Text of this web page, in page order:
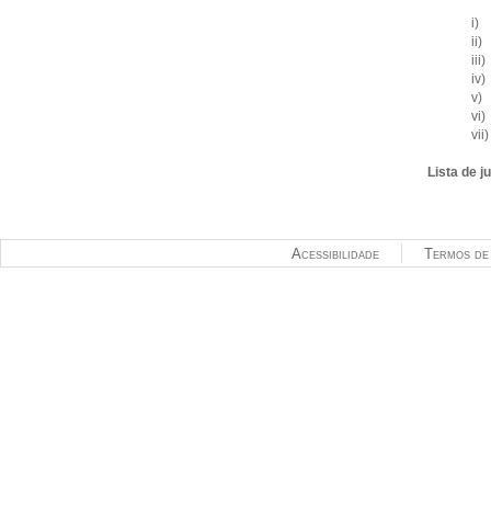
i)
ii)
iii)
iv)
v)
vi)
vii)
Lista de
Termos
Acessibilidade